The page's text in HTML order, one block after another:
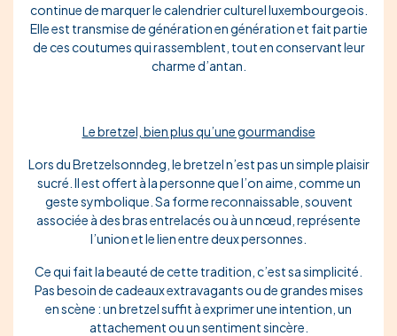
continue de marquer le calendrier culturel luxembourgeois.
Elle est transmise de génération en génération et fait partie
de ces coutumes qui rassemblent, tout en conservant leur
charme d’antan.
Le bretzel, bien plus qu’une gourmandise
Lors du Bretzelsonndeg, le bretzel n’est pas un simple plaisir
sucré. Il est offert à la personne que l’on aime, comme un
geste symbolique. Sa forme reconnaissable, souvent
associée à des bras entrelacés ou à un nœud, représente
l’union et le lien entre deux personnes.
Ce qui fait la beauté de cette tradition, c’est sa simplicité.
Pas besoin de cadeaux extravagants ou de grandes mises
en scène : un bretzel suffit à exprimer une intention, un
attachement ou un sentiment sincère.